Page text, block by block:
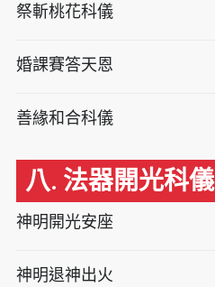
祭斬桃花科儀
婚課賽答天恩
善緣和合科儀
八. 法器開光科儀
神明開光安座
神明退神出火